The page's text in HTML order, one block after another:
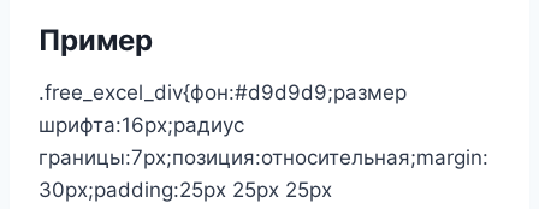
Пример
.free_excel_div{фон:#d9d9d9;размер
шрифта:16px;радиус
границы:7px;позиция:относительная;margin:
30px;padding:25px 25px 25px